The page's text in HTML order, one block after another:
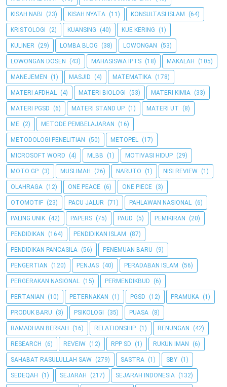
KISAH NABI (23) KISAH NYATA (11) KONSULTASI ISLAM (64)
KRISTOLOGI (2) KUANSING (40) KUE KERING (1)
KULINER (29) LOMBA BLOG (38) LOWONGAN (53)
LOWONGAN DOSEN (43) MAHASISWA IPTS (18) MAKALAH (105)
MANEJEMEN (1) MASJID (4) MATEMATIKA (178)
MATERI AFDHAL (4) MATERI BIOLOGI (53) MATERI KIMIA (33)
MATERI PGSD (6) MATERI STAND UP (1) MATERI UT (8)
ME (2) METODE PEMBELAJARAN (16)
METODOLOGI PENELITIAN (50) METOPEL (17)
MICROSOFT WORD (4) MLBB (1) MOTIVASI HIDUP (29)
MOTO GP (3) MUSLIMAH (26) NARUTO (1) NISI REVIEW (1)
OLAHRAGA (12) ONE PEACE (6) ONE PIECE (3)
OTOMOTIF (23) PACU JALUR (71) PAHLAWAN NASIONAL (6)
PALING UNIK (42) PAPERS (75) PAUD (5) PEMIKIRAN (20)
PENDIDIKAN (164) PENDIDIKAN ISLAM (87)
PENDIDIKAN PANCASILA (56) PENEMUAN BARU (9)
PENGERTIAN (120) PENJAS (40) PERADABAN ISLAM (56)
PERGERAKAN NASIONAL (15) PERMENDIKBUD (6)
PERTANIAN (10) PETERNAKAN (1) PGSD (12) PRAMUKA (1)
PRODUK BARU (3) PSIKOLOGI (35) PUASA (8)
RAMADHAN BERKAH (16) RELATIONSHIP (1) RENUNGAN (42)
RESEARCH (6) REVEIW (12) RPP SD (1) RUKUN IMAN (6)
SAHABAT RASULULLAH SAW (279) SASTRA (1) SBY (1)
SEDEQAH (1) SEJARAH (217) SEJARAH INDONESIA (132)